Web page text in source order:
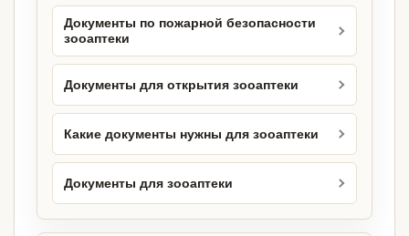
Документы по пожарной безопасности
зооаптеки
Документы для открытия зооаптеки
Какие документы нужны для зооаптеки
Документы для зооаптеки